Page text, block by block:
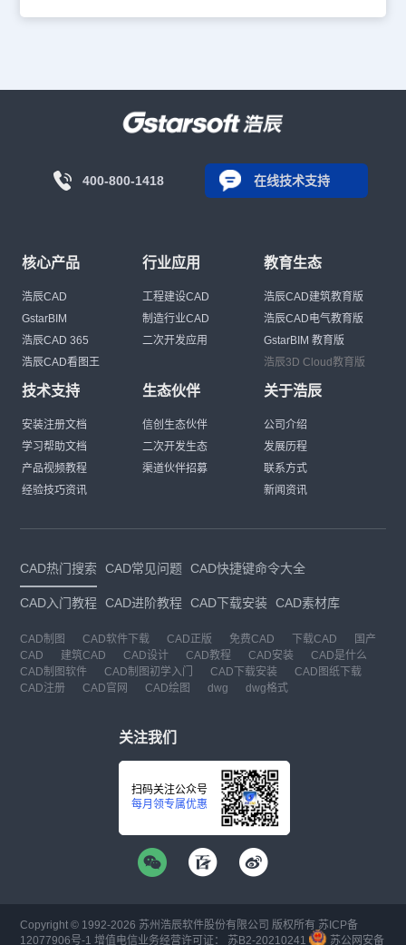
400-800-1418 在线技术支持
核心产品
浩辰CAD
GstarBIM
浩辰CAD 365
浩辰CAD看图王
行业应用
工程建设CAD
制造行业CAD
二次开发应用
教育生态
浩辰CAD建筑教育版
浩辰CAD电气教育版
GstarBIM 教育版
浩辰3D Cloud教育版
技术支持
安装注册文档
学习帮助文档
产品视频教程
经验技巧资讯
生态伙伴
信创生态伙伴
二次开发生态
渠道伙伴招募
关于浩辰
公司介绍
发展历程
联系方式
新闻资讯
CAD热门搜索 CAD常见问题 CAD快捷键命令大全
CAD入门教程 CAD进阶教程 CAD下载安装 CAD素材库
CAD制图 CAD软件下载 CAD正版 免费CAD 下载CAD
国产
CAD
建筑CAD CAD设计 CAD教程 CAD安装
CAD是什么
CAD制图软件
CAD制图初学入门 CAD下载安装
CAD图纸下载
CAD注册
CAD官网 CAD绘图 dwg dwg格式
关注我们
扫码关注公众号
每月领专属优惠
Copyright © 1992-2026 苏州浩辰软件股份有限公司 版权所有 苏ICP备
12077906号-1 增值电信业务经营许可证： 苏B2-20210241 苏公网安备